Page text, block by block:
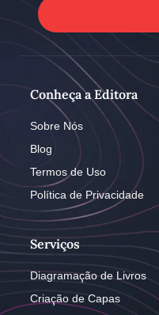
Conheça a Editora
Sobre Nós
Blog
Termos de Uso
Política de Privacidade
Serviços
Diagramação de Livros
Criação de Capas